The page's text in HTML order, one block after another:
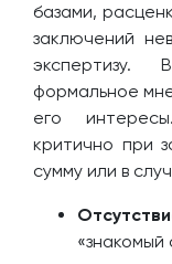
базами,
заключений
экспертизу.
формальное
его
критично при
сумму или в